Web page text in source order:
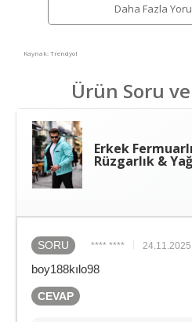
Daha Fazla
Kaynak: Trendyol
Ürün Soru
Erkek
Rüzgarlık &
SORU **** **** 24.11.2025
boy188kılo98
CEVAP